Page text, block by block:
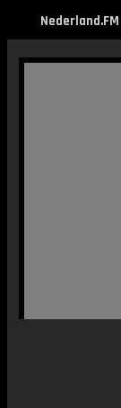
Nederland.FM